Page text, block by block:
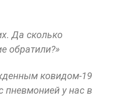
Да сколько
обратили?»
ковидом-19
пневмонией у нас в